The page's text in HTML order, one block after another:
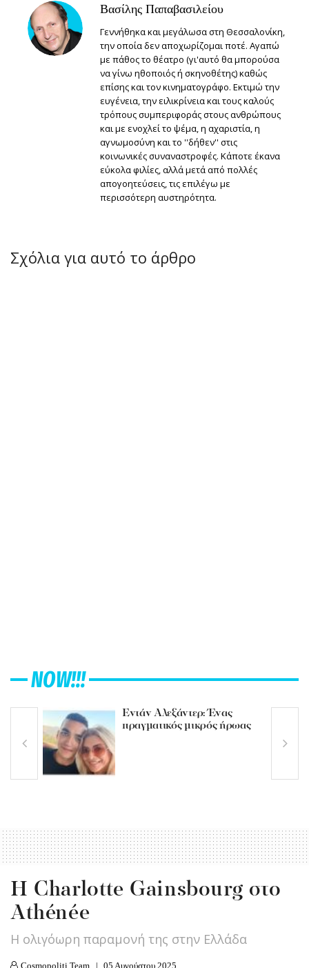
Βασίλης Παπαβασιλείου
Γεννήθηκα και μεγάλωσα στη Θεσσαλονίκη,
την οποία δεν αποχωρίζομαι ποτέ. Αγαπώ
με πάθος το θέατρο (γι'αυτό θα μπορούσα
να γίνω ηθοποιός ή σκηνοθέτης) καθώς
επίσης και τον κινηματογράφο. Εκτιμώ την
ευγένεια, την ειλικρίνεια και τους καλούς
τρόπους συμπεριφοράς στους ανθρώπους
και με ενοχλεί το ψέμα, η αχαριστία, η
αγνωμοσύνη και το ''δήθεν'' στις
κοινωνικές συναναστροφές. Κάποτε έκανα
εύκολα φιλίες, αλλά μετά από πολλές
απογοητεύσεις, τις επιλέγω με
περισσότερη αυστηρότητα.
Σχόλια για αυτό το άρθρο
NOW!!!
Εντάν Αλεξάντερ: Ένας
πραγματικός μικρός ήρωας
Η Charlotte Gainsbourg στο
Athénée
Η ολιγόωρη παραμονή της στην Ελλάδα
Cosmopoliti Team 05 Αυγούστου 2025